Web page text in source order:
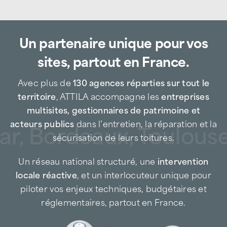
toiture à Sète et autour de l’étang
de Thau
L’agenceATTILA Sèteaccompagne au
quotidien lesimmeubles résidentiels,
bâtiments portuaires, sites tertiaires,
copropriétés, établissements touristiques et
zones d’activitéspour tous leurs besoins en
maintenance de toiture, réparations ciblées
Entreprise de couverture de proximité, nous
intervenons notamment sur les secteurs
suivants :
Sète (centre et quartiers portuaires)
Un partenaire unique pour vos
sites, partout en France.
Avec plus de130 agences réparties sur tout le
territoire, ATTILA accompagne lesentreprises
multisites, gestionnaires de patrimoine et
acteurs publicsdans l’entretien, la réparation et la
sécurisation de leurs toitures.
Un réseau national structuré, une intervention
locale réactive, et un interlocuteur unique pour
piloter vos enjeux techniques, budgétaires et
réglementaires, partout en France.
Bordeaux,